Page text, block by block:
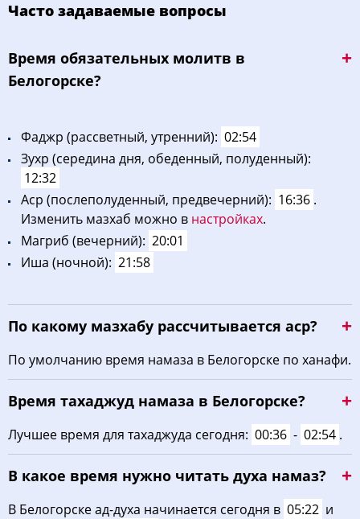
Часто задаваемые вопросы
Bpeмя oбязaтeльных мoлитв в
Белогорске?
Фaджp (рассветный, утренний): 02:54
Зухp (середина дня, обеденный, полуденный):
12:32
Acp (послеполуденный, предвечерний): 16:36 .
Изменить мазхаб можно в настройках.
Maгриб (вечерний): 20:01
Иша (ночной): 21:58
По какому мазхабу рассчитывается аср?
По умолчанию время намаза в Белогорске по ханафи.
Время тахаджуд намаза в Белогорске?
Лучшее время для тахаджуда сегодня: 00:36 - 02:54 .
В какое время нужно читать духа намаз?
В Белогорске ад-духа начинается сегодня в 05:22 и